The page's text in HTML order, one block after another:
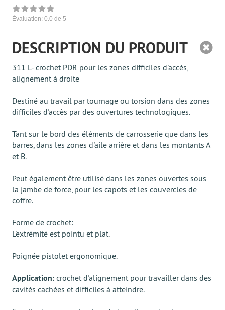
Évaluation: 0.0 de 5
DESCRIPTION DU PRODUIT
311 L- crochet PDR pour les zones difficiles d'accès,
alignement à droite
Destiné au travail par tournage ou torsion dans des zones
difficiles d'accès par des ouvertures technologiques.
Tant sur le bord des éléments de carrosserie que dans les
barres, dans les zones d'aile arrière et dans les montants A
et B.
Peut également être utilisé dans les zones ouvertes sous
la jambe de force, pour les capots et les couvercles de
coffre.
Forme de crochet:
L'extrémité est pointu et plat.
Poignée pistolet ergonomique.
Application: crochet d'alignement pour travailler dans des
cavités cachées et difficiles à atteindre.